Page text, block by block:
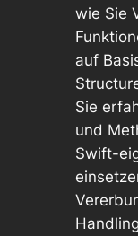
wie Sie
auf
Sie
und
Swift-